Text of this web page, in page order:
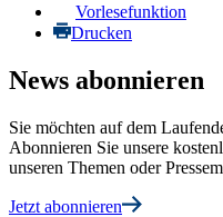
Vorlesefunktion
Drucken
News abonnieren
Sie möchten auf dem
Abonnieren Sie unsere
unseren Themen oder
Jetzt abonnieren